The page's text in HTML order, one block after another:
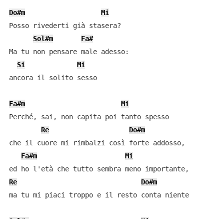
Do#m
Mi
Posso rivederti già stasera?
Sol#m
Fa#
Ma tu non pensare male adesso:
Si
Mi
ancora il solito sesso
Fa#m
Mi
Perché, sai, non capita poi tanto spesso
Re
Do#m
che il cuore mi rimbalzi così forte addosso,
Fa#m
Mi
Re
Do#m
ma tu mi piaci troppo e il resto conta niente